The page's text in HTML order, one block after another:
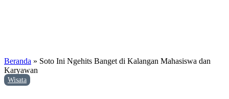
Beranda » Soto Ini Ngehits Banget di Kalangan Mahasiswa dan
Karyawan
Wisata